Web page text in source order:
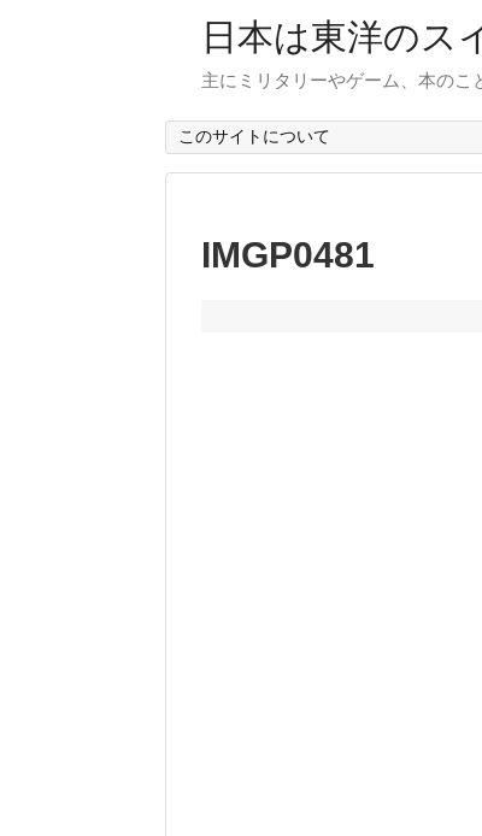
日本は東洋のス
主にミリタリーやゲーム、本のこ
このサイトについて
IMGP0481